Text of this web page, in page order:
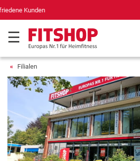
Deutschlands bester
für Sportgeräte (n-tv+DISQ
Filialen